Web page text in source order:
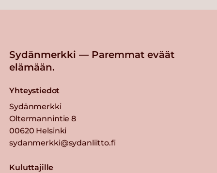
Sydänmerkki — Paremmat eväät
elämään.
Yhteystiedot
Sydänmerkki
Oltermannintie 8
00620 Helsinki
sydanmerkki@sydanliitto.fi
Kuluttajille